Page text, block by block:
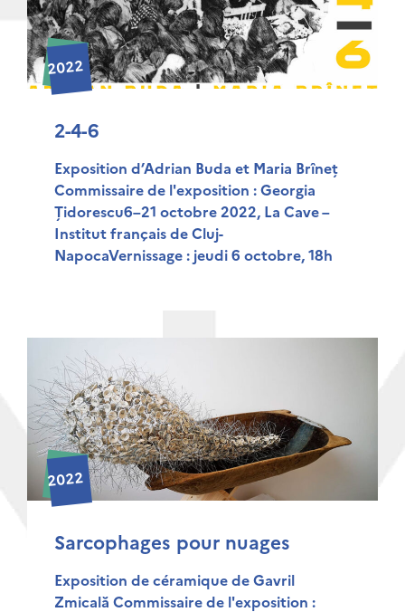
2022
2-4-6
Exposition d’Adrian Buda et Maria Brîneț
Commissaire de l'exposition : Georgia
Țidorescu6–21 octobre 2022, La Cave –
Institut français de Cluj-
NapocaVernissage : jeudi 6 octobre, 18h
2022
Sarcophages pour nuages
Exposition de céramique de Gavril
Zmicală Commissaire de l'exposition :